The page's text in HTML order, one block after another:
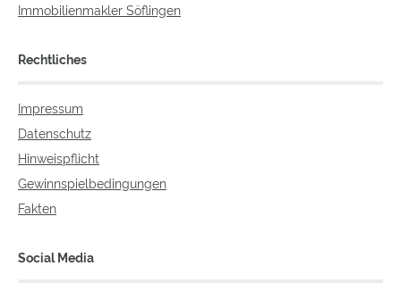
Immobilienmakler Söflingen
Rechtliches
Impressum
Datenschutz
Hinweispflicht
Gewinnspielbedingungen
Fakten
Social Media